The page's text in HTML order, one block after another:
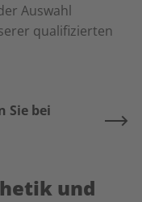
Auswahl
qualifizierten
Sie bei
und